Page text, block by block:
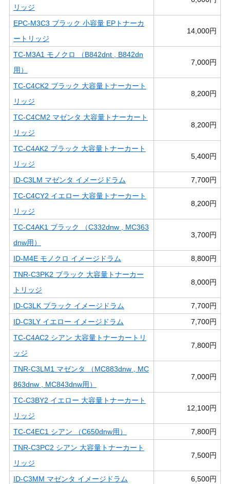
リッジ
EPC-M3C3 ブラック 小容量 EPトナーカ
ートリッジ
14,000円
TC-M3A1 モノクロ （B842dnt , B842dn
用）
7,000円
TC-C4CK2 ブラック 大容量トナーカート
リッジ
8,200円
TC-C4CM2 マゼンタ 大容量トナーカート
リッジ
8,200円
TC-C4AK2 ブラック 大容量トナーカート
リッジ
5,400円
ID-C3LM マゼンタ イメージドラム
7,700円
TC-C4CY2 イエロー 大容量トナーカート
リッジ
8,200円
TC-C4AK1 ブラック （C332dnw , MC363
dnw用）
3,700円
ID-M4E モノクロ イメージドラム
8,800円
TNR-C3PK2 ブラック 大容量トナーカー
トリッジ
8,000円
ID-C3LK ブラック イメージドラム
7,700円
ID-C3LY イエロー イメージドラム
7,700円
TC-C4AC2 シアン 大容量トナーカートリ
ッジ
7,800円
TNR-C3LM1 マゼンタ （MC883dnw , MC
863dnw , MC843dnw用）
7,000円
TC-C3BY2 イエロー 大容量トナーカート
リッジ
12,100円
TC-C4EC1 シアン （C650dnw用）
7,800円
TNR-C3PC2 シアン 大容量トナーカート
リッジ
7,500円
ID-C3MM マゼンタ イメージドラム
6,500円